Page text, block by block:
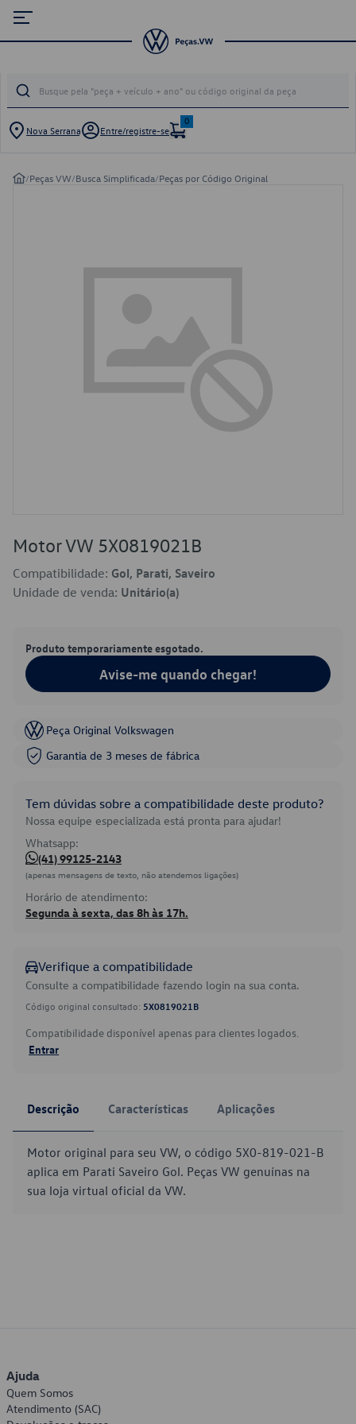
Nova Serrana Entre/registre-se
0
/Peças VW/Busca Simplificada/Peças por Código Original
Motor VW 5X0819021B
Compatibilidade: Gol, Parati, Saveiro
Unidade de venda: Unitário(a)
Produto temporariamente esgotado.
Avise-me quando chegar!
Peça Original Volkswagen
Garantia de 3 meses de fábrica
Tem dúvidas sobre a compatibilidade deste produto?
Nossa equipe especializada está pronta para ajudar!
Whatsapp:
(41) 99125-2143
(apenas mensagens de texto, não atendemos ligações)
Horário de atendimento:
Segunda à sexta, das 8h às 17h.
Verifique a compatibilidade
Consulte a compatibilidade fazendo login na sua conta.
Código original consultado: 5X0819021B
Compatibilidade disponível apenas para clientes logados.
Entrar
Descrição Características Aplicações
Motor original para seu VW, o código 5X0-819-021-B
aplica em Parati Saveiro Gol. Peças VW genuínas na
sua loja virtual oficial da VW.
Ajuda
Quem Somos
Atendimento (SAC)